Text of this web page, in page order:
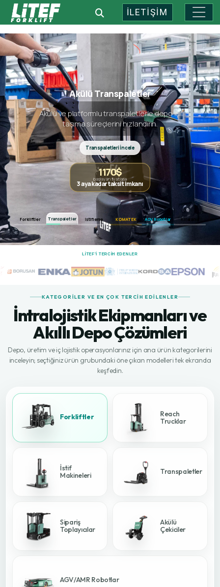
İLETİŞİM
Endüstriyel Depo
Forkliftler Transpaletler İstifleme KOMATEK AGV Robotlar Kiralama
Akülü Transpaletler
Akülü ve platformlu transpaletlerle depo içi
taşıma süreçlerini hızlandırın.
Transpaletleri İncele
1170$
başlayan fiyatlarla
3 aya kadar taksit imkanı
ForkliftlerTranspaletler
LİTEF'I TERCIH EDENLER
KATEGORILER VE EN ÇOK TERCIH EDILENLER
İntralojistik Ekipmanları ve
Akıllı Depo Çözümleri
Depo, üretim ve iç lojistik operasyonlarınız için ana ürün kategorilerini
inceleyin; seçtiğiniz ürün grubundaki öne çıkan modelleri tek ekranda
keşfedin.
Forkliftler
Reach
Trucklar
İstif
Makineleri
Transpaletler
Sipariş
Toplayıcılar
Akülü
Çekiciler
AGV/AMR Robotlar